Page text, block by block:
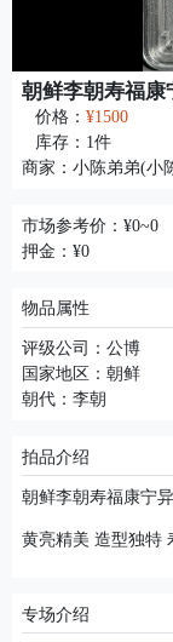
朝鲜李朝寿福康
价格： ¥1500
库存： 1件
商家： 小陈弟弟(小
市场参考价：¥0~0
押金：¥0
物品属性
评级公司：公博
国家地区：朝鲜
朝代：李朝
拍品介绍
朝鲜李朝寿福康宁
黄亮精美 造型独特
专场介绍